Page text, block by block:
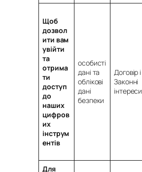
Щоб
дозвол
ити вам
увійти
та
отрима
ти
доступ
до
наших
цифров
их
інструм
ентів
особисті
дані та
облікові
дані
безпеки
Договір і
Законні
інтереси
Для